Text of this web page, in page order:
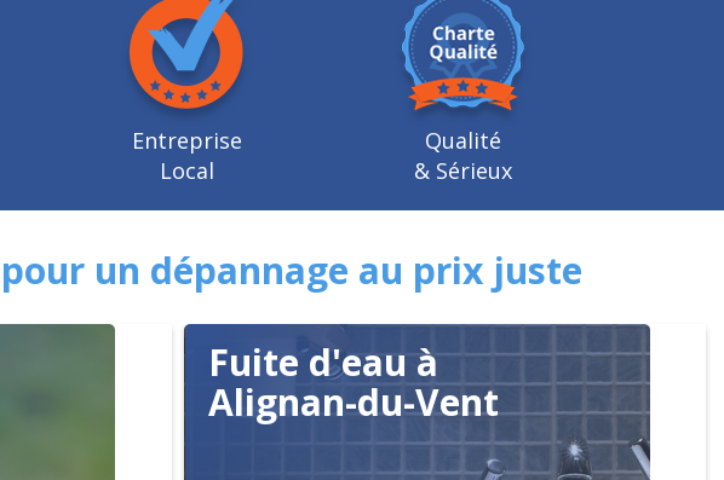
Entreprise
Local
Qualité
& Sérieux
un dépannage au prix juste
Fuite d'eau à
Alignan-du-Vent